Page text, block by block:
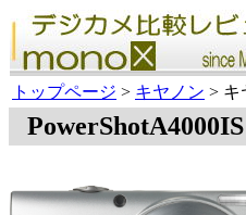
トップページ > キヤノン > キ
PowerShotA4000IS